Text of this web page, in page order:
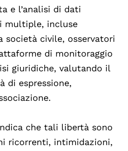
e l’analisi di dati
multiple, incluse
società civile, osservatori
di monitoraggio
giuridiche, valutando il
di espressione,
che tali libertà sono
ricorrenti, intimidazioni,